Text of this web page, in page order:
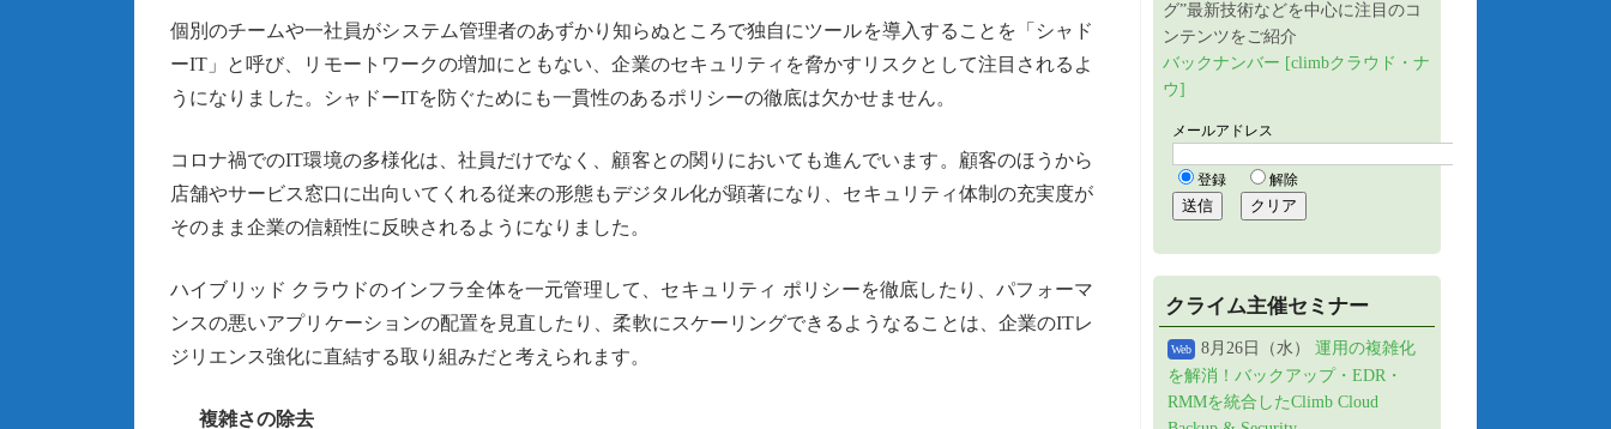
個別のチームや一社員がシステム管理者のあずかり知らぬところで独自にツールを導入することを「シャド
ーIT」と呼び、リモートワークの増加にともない、企業のセキュリティを脅かすリスクとして注目されるよ
うになりました。シャドーITを防ぐためにも一貫性のあるポリシーの徹底は欠かせません。
コロナ禍でのIT環境の多様化は、社員だけでなく、顧客との関りにおいても進んでいます。顧客のほうから
店舗やサービス窓口に出向いてくれる従来の形態もデジタル化が顕著になり、セキュリティ体制の充実度が
そのまま企業の信頼性に反映されるようになりました。
ハイブリッド クラウドのインフラ全体を一元管理して、セキュリティ ポリシーを徹底したり、パフォーマ
ンスの悪いアプリケーションの配置を見直したり、柔軟にスケーリングできるようなることは、企業のITレ
ジリエンス強化に直結する取り組みだと考えられます。
複雑さの除去
グ”最新技術などを中心に注目のコ
ンテンツをご紹介
バックナンバー [climbクラウド・ナ
ウ]
クライム主催セミナー
Web 8月26日（水） 運用の複雑化
を解消！バックアップ・EDR・
RMMを統合したClimb Cloud